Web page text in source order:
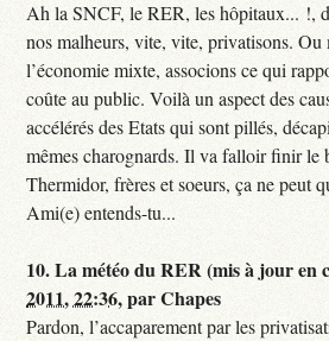
Ah la SNCF, le RER, les hôpitaux... !,
nos malheurs, vite, vite, privatisons. Ou
l’économie mixte, associons ce qui
coûte au public. Voilà un aspect des
accélérés des Etats qui sont pillés,
mêmes charognards. Il va falloir finir le
Thermidor, frères et soeurs, ça ne peut
Ami(e) entends-tu...
10.La météo du RER (mis à jour en
2011, 22:36,parChapes
Pardon, l’accaparement par les